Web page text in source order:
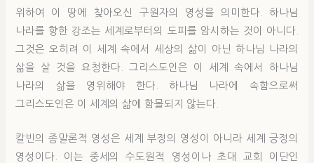
위하여 이 땅에 찾아오신 구원자의 영성을 의미한다. 하나님
나라를 향한 강조는 세계로부터의 도피를 암시하는 것이 아니다.
그것은 오히려 이 세계 속에서 세상의 삶이 아닌 하나님 나라의
삶을 살 것을 요청한다. 그리스도인은 이 세계 속에서 하나님
나라의 삶을 영위해야 한다. 하나님 나라에 속함으로써
그리스도인은 이 세계의 삶에 함몰되지 않는다.
칼빈의 종말론적 영성은 세계 부정의 영성이 아니라 세계 긍정의
영성이다. 이는 중세의 수도원적 영성이나 초대 교회 이단인